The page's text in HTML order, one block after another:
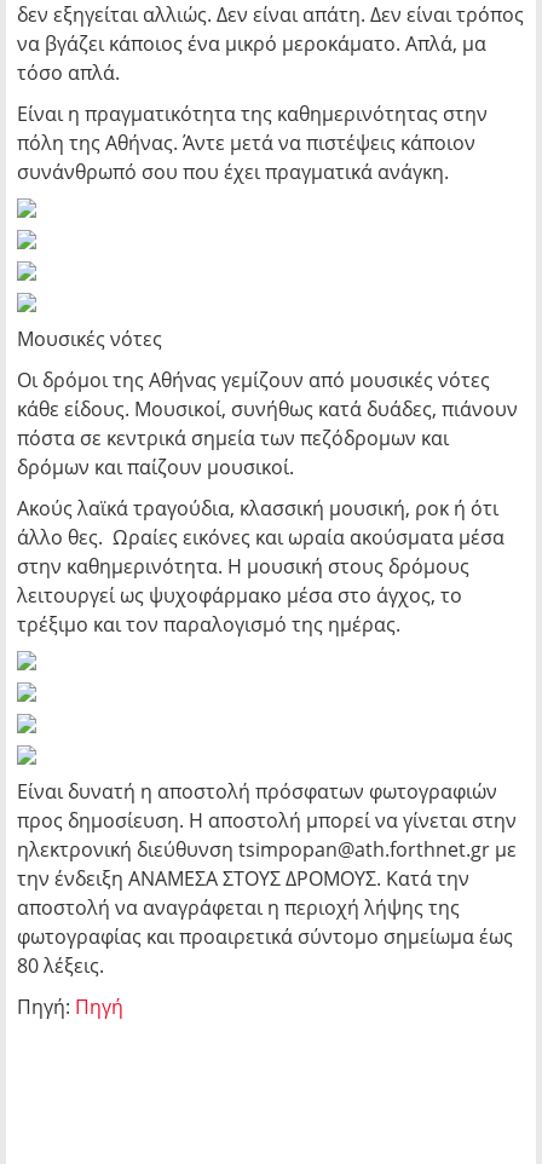
δεν εξηγείται αλλιώς. Δεν είναι απάτη. Δεν είναι τρόπος
να βγάζει κάποιος ένα μικρό μεροκάματο. Απλά, μα
τόσο απλά.
Είναι η πραγματικότητα της καθημερινότητας στην
πόλη της Αθήνας. Άντε μετά να πιστέψεις κάποιον
συνάνθρωπό σου που έχει πραγματικά ανάγκη.
Μουσικές νότες
Οι δρόμοι της Αθήνας γεμίζουν από μουσικές νότες
κάθε είδους. Μουσικοί, συνήθως κατά δυάδες, πιάνουν
πόστα σε κεντρικά σημεία των πεζόδρομων και
δρόμων και παίζουν μουσικοί.
Ακούς λαϊκά τραγούδια, κλασσική μουσική, ροκ ή ότι
άλλο θες. Ωραίες εικόνες και ωραία ακούσματα μέσα
στην καθημερινότητα. Η μουσική στους δρόμους
λειτουργεί ως ψυχοφάρμακο μέσα στο άγχος, το
τρέξιμο και τον παραλογισμό της ημέρας.
Είναι δυνατή η αποστολή πρόσφατων φωτογραφιών
προς δημοσίευση. Η αποστολή μπορεί να γίνεται στην
ηλεκτρονική διεύθυνση tsimpopan@ath.forthnet.gr με
την ένδειξη ΑΝΑΜΕΣΑ ΣΤΟΥΣ ΔΡΟΜΟΥΣ. Κατά την
αποστολή να αναγράφεται η περιοχή λήψης της
φωτογραφίας και προαιρετικά σύντομο σημείωμα έως
80 λέξεις.
Πηγή: Πηγή